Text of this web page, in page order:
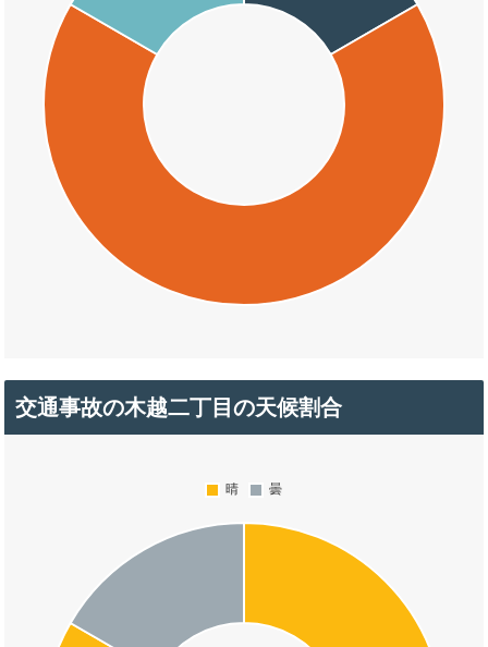
交通事故の木越二丁目の天候割合